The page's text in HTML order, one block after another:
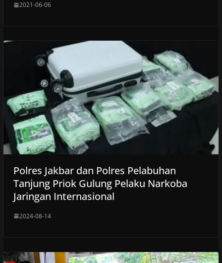
2021-06-06
Polres Jakbar dan Polres Pelabuhan
Tanjung Priok Gulung Pelaku Narkoba
Jaringan Internasional
2024-08-14